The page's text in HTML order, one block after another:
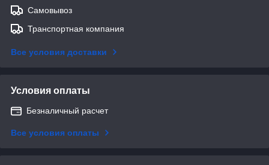
Самовывоз
Транспортная компания
Все условия доставки
Условия оплаты
Безналичный расчет
Все условия оплаты